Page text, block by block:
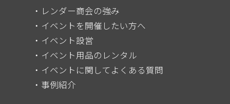
レンダー商会の強み
イベントを開催したい方へ
イベント設営
イベント用品のレンタル
イベントに関してよくある質問
事例紹介